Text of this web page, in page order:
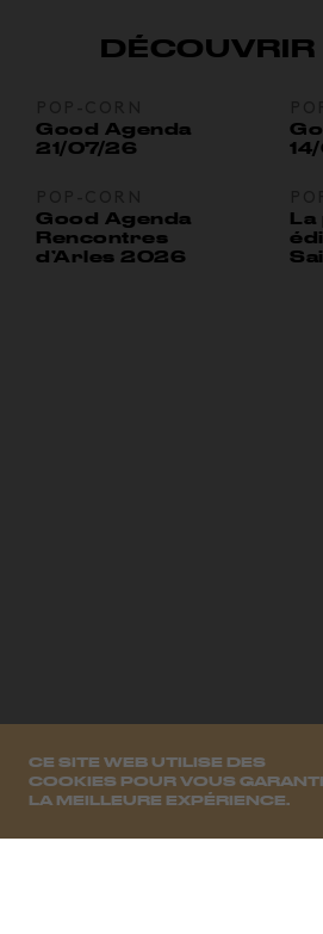
CE SITE WEB UTILISE DES
COOKIES POUR VOUS
LA MEILLEURE EXPÉRIENCE.
DÉCOUVRIR
Good Agenda
21/07/26
Good Agenda
Rencontres
d’Arles 2026
La